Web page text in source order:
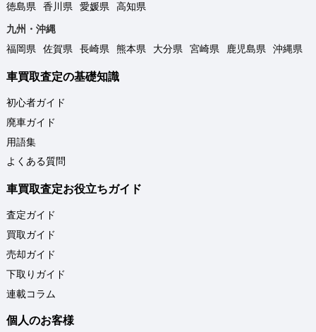
徳島県
香川県 愛媛県
高知県
九州・沖縄
福岡県
佐賀県 長崎県 熊本県 大分県 宮崎県 鹿児島県 沖縄県
車買取査定の基礎知識
初心者ガイド
廃車ガイド
用語集
よくある質問
車買取査定お役立ちガイド
査定ガイド
買取ガイド
売却ガイド
下取りガイド
連載コラム
個人のお客様